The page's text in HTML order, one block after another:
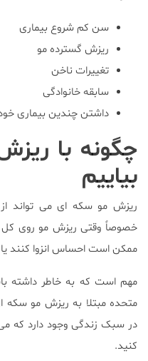
سن کم شروع بیماری
ریزش گسترده مو
تغییرات ناخن
سابقه خانوادگی
داشتن چندین بیماری
چگونه با
بیاییم
ریزش مو سکه ای می تواند
خصوصاً وقتی ریزش مو روی کل
ممکن است احساس انزوا کنند
متحده مبتلا به ریزش مو سکه
در سبک زندگی وجود دارد که می
کنید.